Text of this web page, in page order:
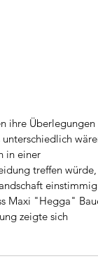
ihre Überlegungen
in einer
treffen würde,
einstimmig
Maxi "Hegga"
zeigte sich